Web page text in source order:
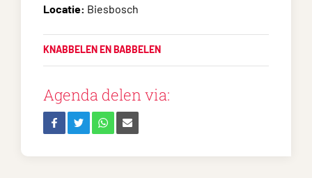
Locatie: Biesbosch
KNABBELEN EN BABBELEN
Agenda delen via: